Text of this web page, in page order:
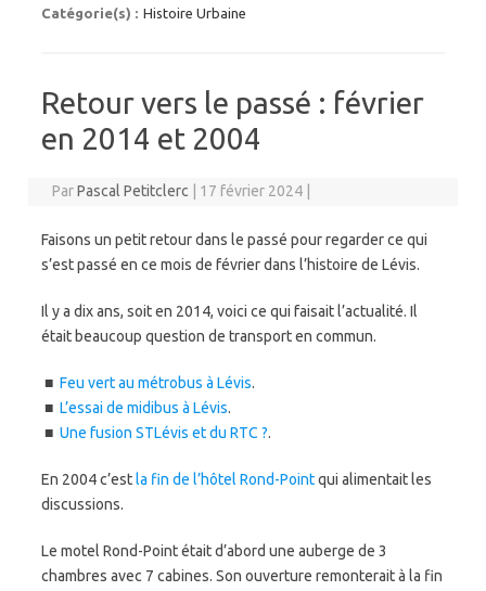
Catégorie(s) : Histoire Urbaine
Retour vers le passé : février
en 2014 et 2004
ParPascal Petitclerc 17 février 2024
Faisons un petit retour dans le passé pour regarder ce qui
s’est passé en ce mois de février dans l’histoire de Lévis.
Il y a dix ans, soit en 2014, voici ce qui faisait l’actualité. Il
était beaucoup question de transport en commun.
■ Feu vert au métrobus à Lévis.
■ L’essai de midibus à Lévis.
■ Une fusion STLévis et du RTC ?.
En 2004 c’estla fin de l’hôtel Rond-Pointqui alimentait les
discussions.
Le motel Rond-Point était d’abord une auberge de 3
chambres avec 7 cabines. Son ouverture remonterait à la fin